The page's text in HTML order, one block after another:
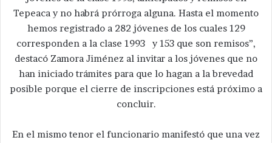
Tepeaca y no habrá prórroga alguna. Hasta el momento
hemos registrado a 282 jóvenes de los cuales 129
corresponden a la clase 1993 y 153 que son remisos”,
destacó Zamora Jiménez al invitar a los jóvenes que no
han iniciado trámites para que lo hagan a la brevedad
posible porque el cierre de inscripciones está próximo a
concluir.
En el mismo tenor el funcionario manifestó que una vez